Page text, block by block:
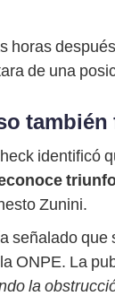
horas
de una
identificó
Zunini.
señalado
ONPE. La
la